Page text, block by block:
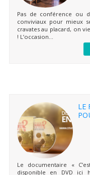
Pas de conférence ou
conviviaux pour mieux
cravates au placard, on
! L’occasion...
LE
Le documentaire «
disponible en DVD ici